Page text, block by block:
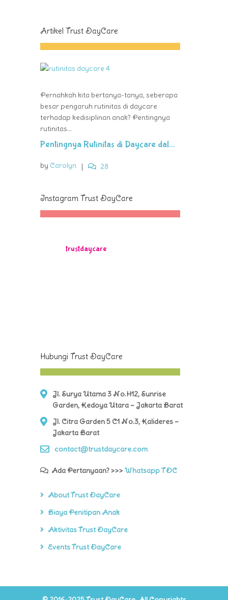
Artikel Trust DayCare
Pernahkah kita bertanya-tanya, seberapa
besar pengaruh rutinitas di daycare
terhadap kedisiplinan anak? Pentingnya
rutinitas...
Pentingnya Rutinitas di Daycare dal...
by Carolyn | 28
Instagram Trust DayCare
trustdaycare
Hubungi Trust DayCare
Jl. Surya Utama 3 No.H12, Sunrise
Garden, Kedoya Utara ~ Jakarta Barat
Jl. Citra Garden 5 C1 No.3, Kalideres ~
Jakarta Barat
contact@trustdaycare.com
Ada Pertanyaan? >>> Whatsapp TDC
About Trust DayCare
Biaya Penitipan Anak
Aktivitas Trust DayCare
Events Trust DayCare